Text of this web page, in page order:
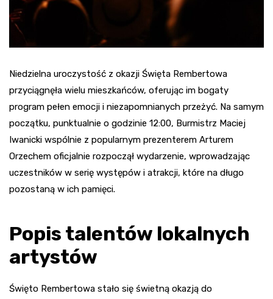
Niedzielna uroczystość z okazji Święta Rembertowa
przyciągnęła wielu mieszkańców, oferując im bogaty
program pełen emocji i niezapomnianych przeżyć. Na samym
początku, punktualnie o godzinie 12:00, Burmistrz Maciej
Iwanicki wspólnie z popularnym prezenterem Arturem
Orzechem oficjalnie rozpoczął wydarzenie, wprowadzając
uczestników w serię występów i atrakcji, które na długo
pozostaną w ich pamięci.
Popis talentów lokalnych
artystów
Święto Rembertowa stało się świetną okazją do